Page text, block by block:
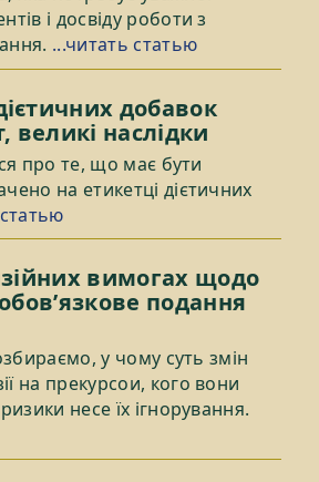
і досвіду роботи з
...читать статью
добавок
великі наслідки
про те, що має бути
на етикетці дієтичних
вимогах щодо
подання
у чому суть змін
на прекурсои, кого вони
несе їх ігнорування.